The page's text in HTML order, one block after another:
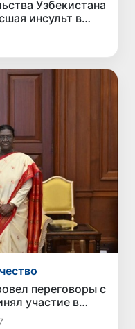
Узбекистана
инсульт в
переговоры с
участие в
форуме